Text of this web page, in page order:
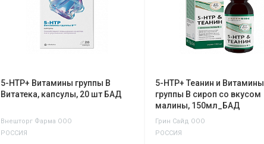
5-НТР+ Витамины группы В
Витатека, капсулы, 20 шт БАД
Внешторг Фарма ООО
РОССИЯ
5-НТР+ Теанин и Витамины
группы В сироп со вкусом
малины, 150мл_БАД
Грин Сайд ООО
РОССИЯ